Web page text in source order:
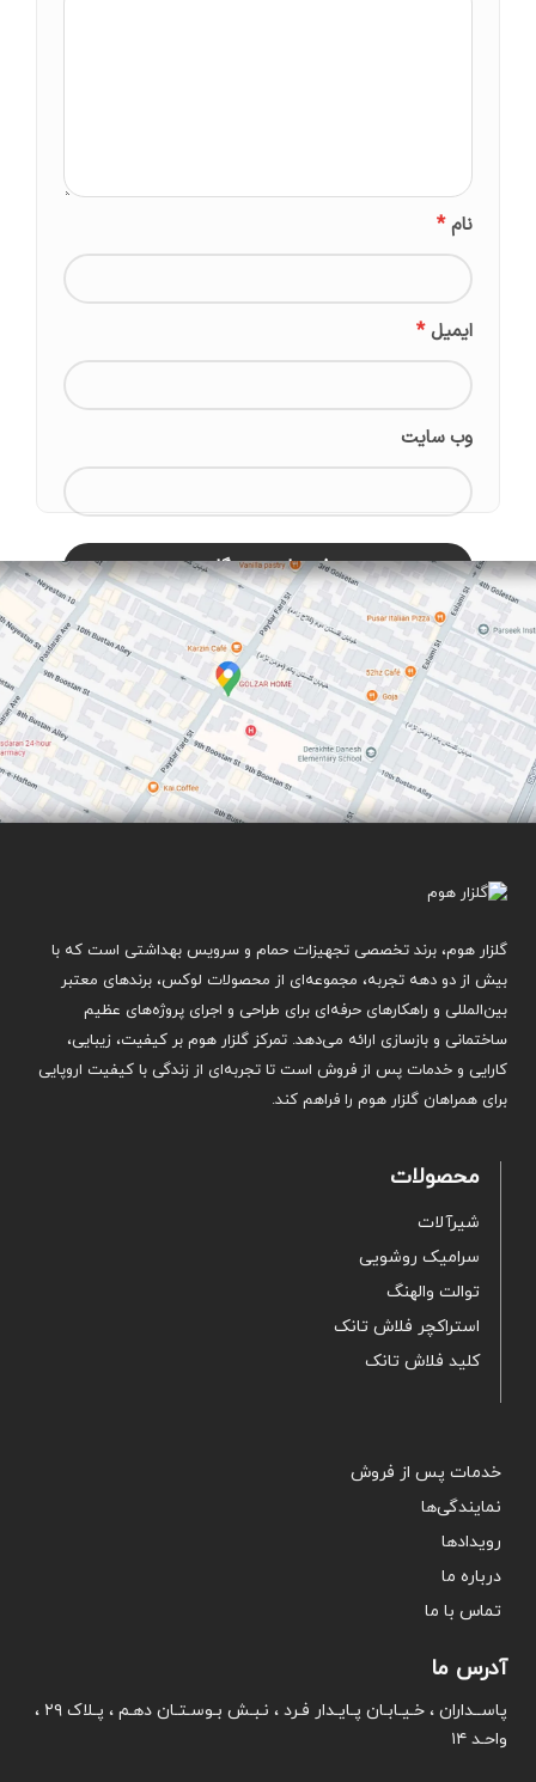
نام*
ایمیل*
وب‌ سایت
آدرس ما
پاســداران ، خـیـابـان پـایـدار فـرد ، نـبـش بـوسـتـان دهـم ، پـلاک ۲۹ ،
واحـد ۱۴
گلزار هوم، برند تخصصی تجهیزات حمام و سرویس بهداشتی است که با
بیش از دو دهه تجربه، مجموعه‌ای از محصولات لوکس، برندهای معتبر
بین‌المللی و راهکارهای حرفه‌ای برای طراحی و اجرای پروژه‌های عظیم
ساختمانی و بازسازی ارائه می‌دهد. تمرکز گلزار هوم بر کیفیت، زیبایی،
کارایی و خدمات پس از فروش است تا تجربه‌ای از زندگی با کیفیت اروپایی
برای همراهان گلزار هوم را فراهم کند.
خدمات پس از فروش
نمایندگی‌ها
رویدادها
درباره ما
تماس با ما
محصولات
شیرآلات
سرامیک روشویی
توالت والهنگ
استراکچر فلاش تانک
کلید فلاش تانک